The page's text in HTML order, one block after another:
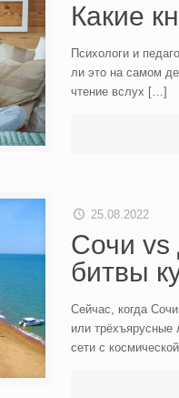
Какие
Психологи и
ли это на самом
чтение вслух […]
25.08.2022
Сочи vs
битвы
Сейчас, когда
или трёхъярусные
сети с космической